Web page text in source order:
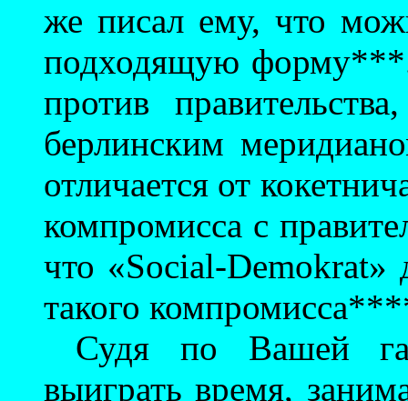
же писал ему, что
подходящую
против
берлинским
отличается от
компромисса с
что «Social-Demokrat»
такого
Судя по Вашей
выиграть время,